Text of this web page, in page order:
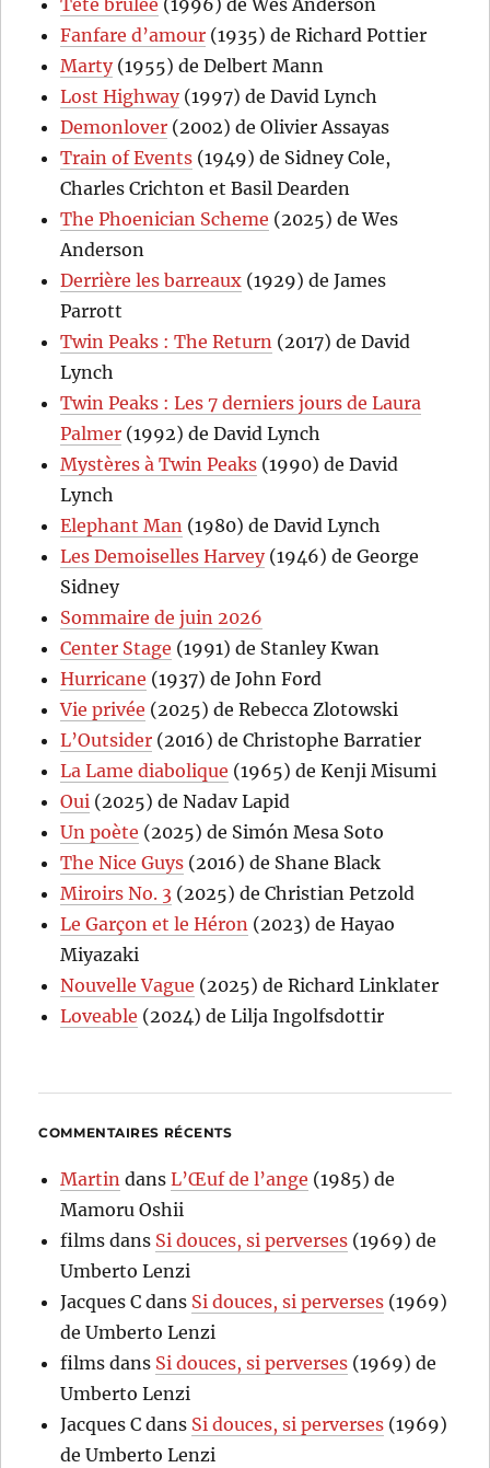
Tête brûlée (1996) de Wes Anderson
Fanfare d’amour (1935) de Richard Pottier
Marty(1955) de Delbert Mann
Lost Highway(1997) de David Lynch
Demonlover (2002) de Olivier Assayas
Train of Events (1949) de Sidney Cole,
Charles Crichton et Basil Dearden
The Phoenician Scheme (2025) de Wes
Anderson
Derrière les barreaux (1929) de James
Parrott
Twin Peaks : The Return (2017) de David
Lynch
Twin Peaks : Les 7 derniers jours de Laura
Palmer (1992) de David Lynch
Mystères à Twin Peaks (1990) de David
Lynch
Elephant Man (1980) de David Lynch
Les Demoiselles Harvey(1946) de George
Sidney
Sommaire de juin 2026
Center Stage (1991) de Stanley Kwan
Hurricane (1937) de John Ford
Vie privée (2025) de Rebecca Zlotowski
L’Outsider (2016) de Christophe Barratier
La Lame diabolique (1965) de Kenji Misumi
Oui (2025) de Nadav Lapid
Un poète (2025) de Simón Mesa Soto
The Nice Guys (2016) de Shane Black
Miroirs No. 3 (2025) de Christian Petzold
Le Garçon et le Héron (2023) de Hayao
Miyazaki
Nouvelle Vague (2025) de Richard Linklater
Loveable (2024) de Lilja Ingolfsdottir
COMMENTAIRES RÉCENTS
Martin dansL’Œuf de l’ange (1985) de
Mamoru Oshii
films dans Si douces, si perverses (1969) de
Umberto Lenzi
Jacques C dans Si douces, si perverses (1969)
de Umberto Lenzi
films dans Si douces, si perverses (1969) de
Umberto Lenzi
Jacques C dans Si douces, si perverses (1969)
de Umberto Lenzi